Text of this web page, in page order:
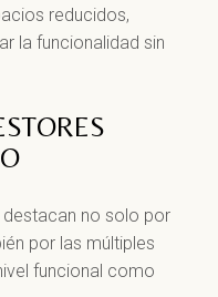
reducidos,
la funcionalidad sin
no solo por
por las múltiples
funcional como